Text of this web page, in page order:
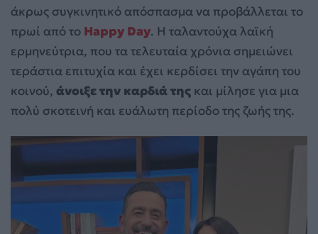
άκρως συγκινητικό απόσπασμα να προβάλλεται το
πρωί από το Happy Day. Η ταλαντούχα λαϊκή
ερμηνεύτρια, που τα τελευταία χρόνια σημειώνει
τεράστια επιτυχία και έχει κερδίσει την αγάπη του
κοινού, άνοιξε την καρδιά της και μίλησε για μια
πολύ σκοτεινή και ευάλωτη περίοδο της ζωής της.